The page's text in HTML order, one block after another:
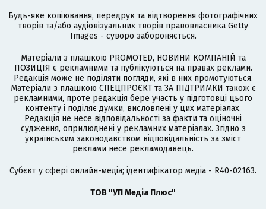
Будь-яке копіювання, передрук та відтворення фотографічних
творів та/або аудіовізуальних творів правовласника Getty
Images - суворо забороняється.
Матеріали з плашкою PROMOTED, НОВИНИ КОМПАНІЙ та
ПОЗИЦІЯ є рекламними та публікуються на правах реклами.
Редакція може не поділяти погляди, які в них промотуються.
Матеріали з плашкою СПЕЦПРОЄКТ та ЗА ПІДТРИМКИ також є
рекламними, проте редакція бере участь у підготовці цього
контенту і поділяє думки, висловлені у цих матеріалах.
Редакція не несе відповідальності за факти та оціночні
судження, оприлюднені у рекламних матеріалах. Згідно з
українським законодавством відповідальність за зміст
реклами несе рекламодавець.
Cубєкт у сфері онлайн-медіа; ідентифікатор медіа - R40-02163.
ТОВ "УП Медіа Плюс"